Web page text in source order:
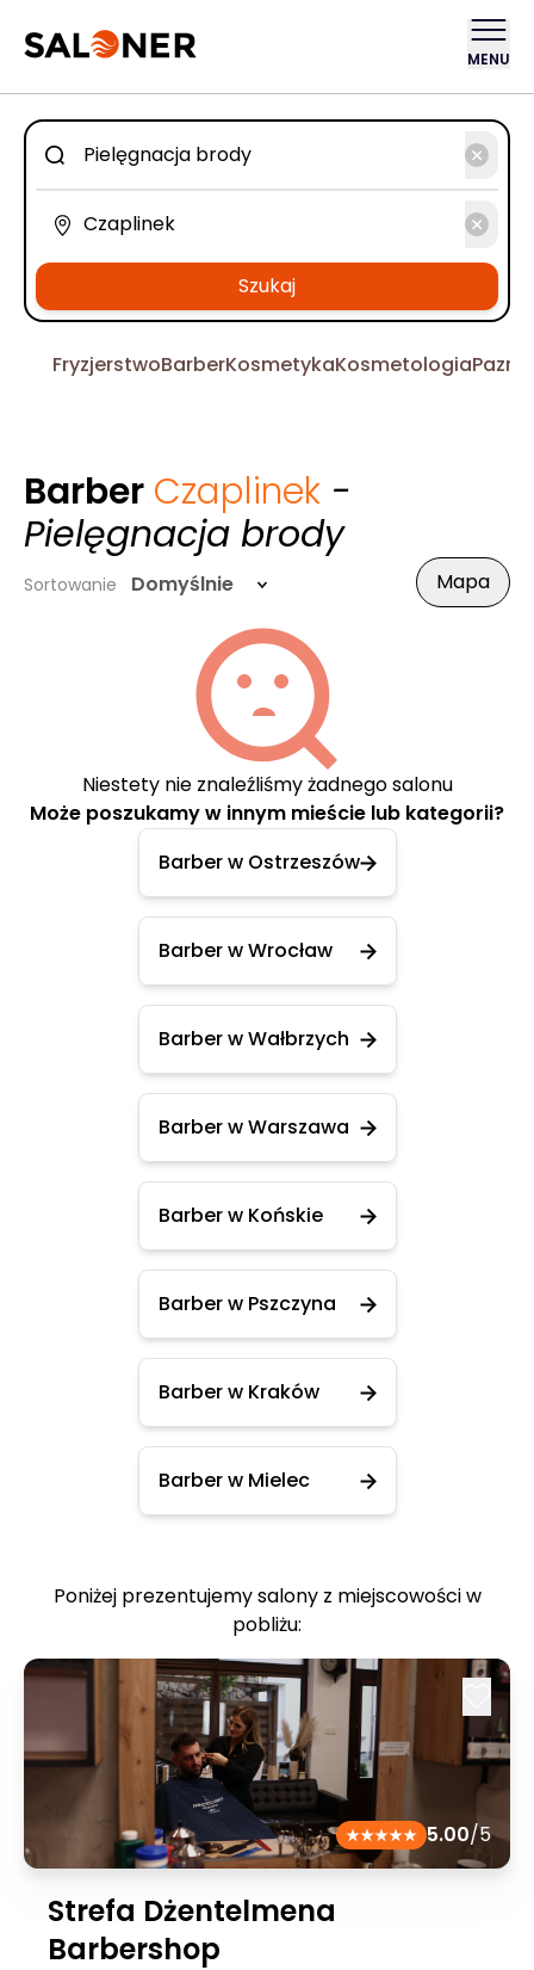
MENU
Szukaj
FryzjerstwoBarberKosmetykaKosmetologia
Barber Czaplinek -
Pielęgnacja brody
Sortowanie Domyślnie Mapa
Niestety nie znaleźliśmy żadnego salonu
Może poszukamy w innym mieście lub kategorii?
Barber w Ostrzeszów
Barber w Wrocław
Barber w Wałbrzych
Barber w Warszawa
Barber w Końskie
Barber w Pszczyna
Barber w Kraków
Barber w Mielec
Poniżej prezentujemy salony z miejscowości w
pobliżu:
5.00/5
Strefa Dżentelmena
Barbershop